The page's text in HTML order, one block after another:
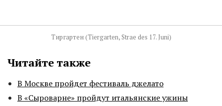
Тиргартен (Tiergarten, Strae des 17. Juni)
Читайте также
В Москве пройдет фестиваль джелато
В «Сыроварне» пройдут итальянские ужины